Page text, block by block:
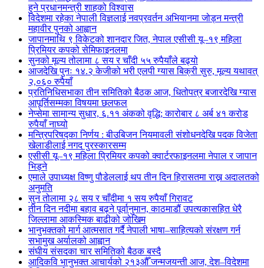
हुने प्रधानमन्त्री शाहको विश्वास
विदेशमा रहेका नेपाली विज्ञलाई नवप्रवर्तन अभियानमा जोड्न मन्त्री
महावीर पुनको आह्वान
जापानमाथि ९ विकेटको शानदार जित, नेपाल एसीसी यू–१९ महिला
प्रिमियर कपको सेमिफाइनलमा
सुनको मूल्य तोलामा ८ सय र चाँदी ५५ रुपैयाँले बढ्यो
आजदेखि पुनः १४.२ केजीको भरी एलपी ग्यास बिक्री सुरु, मूल्य यथावत्
२,०६० रुपैयाँ
प्रतिनिधिसभाका तीन समितिको बैठक आज, धितोपत्र बजारदेखि ग्यास
आपूर्तिसम्मका विषयमा छलफल
नेप्सेमा सामान्य सुधार, ६.११ अंकको वृद्धि; कारोबार ८ अर्ब ४१ करोड
रुपैयाँ नाघ्यो
मन्त्रिपरिषद्का निर्णय : बीउबिजन नियमावली संशोधनदेखि पदक विजेता
खेलाडीलाई नगद पुरस्कारसम्म
एसीसी यू–१९ महिला प्रिमियर कपको क्वार्टरफाइनलमा नेपाल र जापान
भिड्ने
एमाले उपाध्यक्ष विष्णु पौडेललाई थप तीन दिन हिरासतमा राख्न अदालतको
अनुमति
सुन तोलामा २८ सय र चाँदीमा १ सय रुपैयाँ गिरावट
तीन दिन नदीमा बहाव बढ्ने पूर्वानुमान, काठमाडौं उपत्यकासहित धेरै
जिल्लामा आकस्मिक बाढीको जोखिम
भानुभक्तको मार्ग आत्मसात गर्दै नेपाली भाषा–साहित्यको संरक्षण गर्न
सभामुख अर्यालको आह्वान
संघीय संसदका चार समितिको बैठक बस्दै
आदिकवि भानुभक्त आचार्यको २१३औँ जन्मजयन्ती आज, देश–विदेशमा